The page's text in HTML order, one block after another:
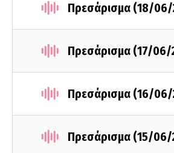
Πρεσάρισμα (18/
Πρεσάρισμα (17/06/
Πρεσάρισμα (16/
Πρεσάρισμα (15/